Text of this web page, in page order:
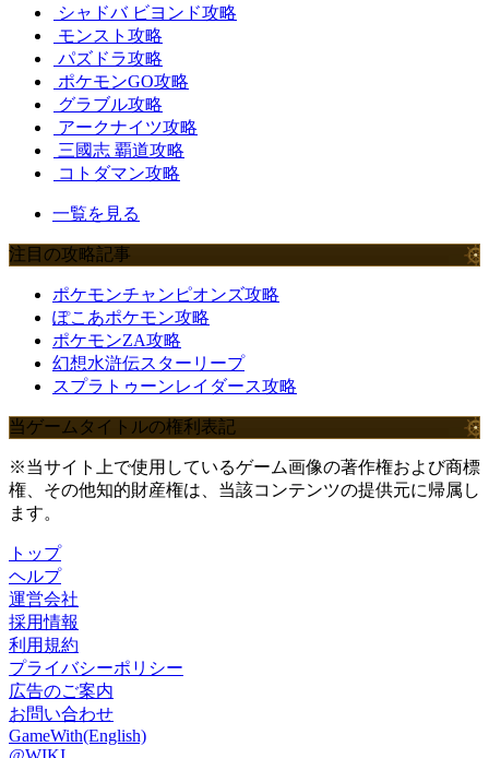
シャドバ ビヨンド攻略
モンスト攻略
パズドラ攻略
ポケモンGO攻略
グラブル攻略
アークナイツ攻略
三國志 覇道攻略
コトダマン攻略
一覧を見る
注目の攻略記事
ポケモンチャンピオンズ攻略
ぽこあポケモン攻略
ポケモンZA攻略
幻想水滸伝スターリープ
スプラトゥーンレイダース攻略
当ゲームタイトルの権利表記
※当サイト上で使用しているゲーム画像の著作権および商標
権、その他知的財産権は、当該コンテンツの提供元に帰属し
ます。
トップ
ヘルプ
運営会社
採用情報
利用規約
プライバシーポリシー
広告のご案内
お問い合わせ
GameWith(English)